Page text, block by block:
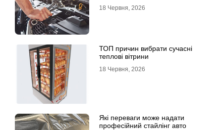
18 Червня, 2026
ТОП причин вибрати сучасні
теплові вітрини
18 Червня, 2026
Які переваги може надати
професійний стайлінг авто